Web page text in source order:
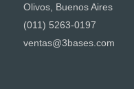
Olivos, Buenos Aires
(011) 5263-0197
ventas@3bases.com